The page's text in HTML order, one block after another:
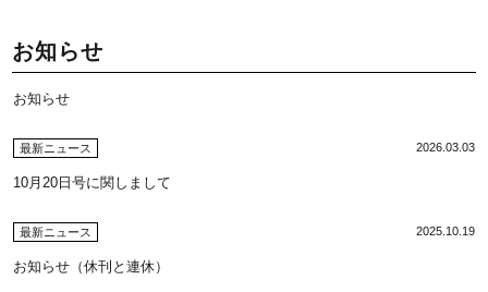
お知らせ
お知らせ
最新ニュース 2026.03.03
10月20日号に関しまして
最新ニュース 2025.10.19
お知らせ（休刊と連休）